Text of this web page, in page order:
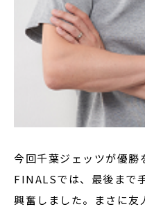
今回千葉ジェッツが優勝
FINALSでは、最後まで
興奮しました。まさに友